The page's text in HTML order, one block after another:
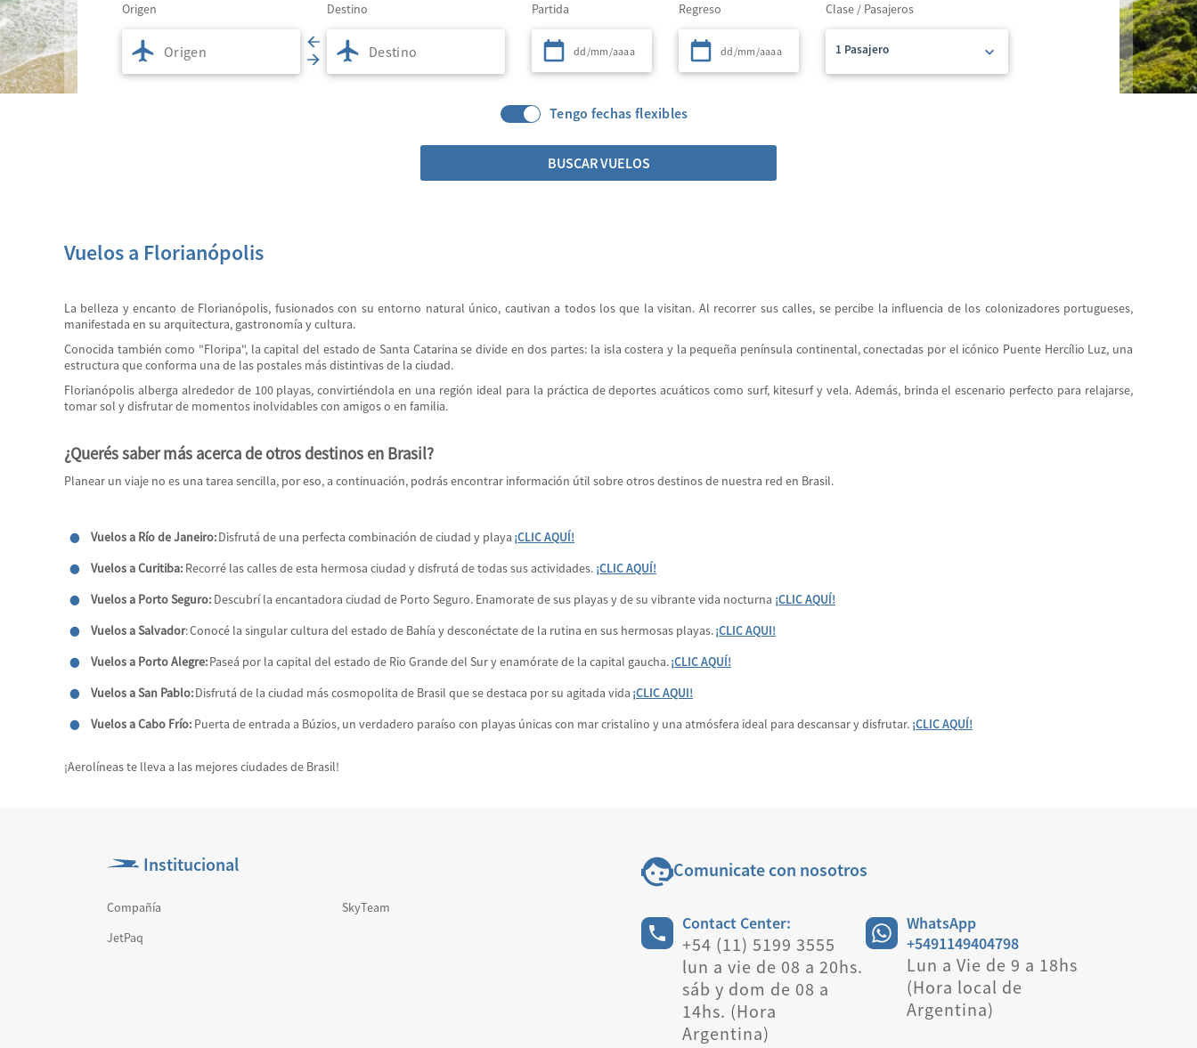
Origen Destino Partida Regreso Clase / Pasajeros
1 Pasajero
Tengo fechas flexibles
BUSCAR VUELOS
Vuelos a Florianópolis
La belleza y encanto de Florianópolis, fusionados con su entorno natural único, cautivan a todos los que la visitan. Al recorrer sus calles, se percibe la influencia de los colonizadores portugueses,
manifestada en su arquitectura, gastronomía y cultura.
Conocida también como "Floripa", la capital del estado de Santa Catarina se divide en dos partes: la isla costera y la pequeña península continental, conectadas por el icónico Puente Hercílio Luz, una
estructura que conforma una de las postales más distintivas de la ciudad.
Florianópolis alberga alrededor de 100 playas, convirtiéndola en una región ideal para la práctica de deportes acuáticos como surf, kitesurf y vela. Además, brinda el escenario perfecto para relajarse,
tomar sol y disfrutar de momentos inolvidables con amigos o en familia.
¿Querés saber más acerca de otros destinos en Brasil?
Planear un viaje no es una tarea sencilla, por eso, a continuación, podrás encontrar información útil sobre otros destinos de nuestra red en Brasil.
Vuelos a Río de Janeiro:Disfrutá de una perfecta combinación de ciudad y playa ¡CLIC AQUÍ!
Vuelos a Curitiba: Recorré las calles de esta hermosa ciudad y disfrutá de todas sus actividades. ¡CLIC AQUÍ!
Vuelos a Porto Seguro: Descubrí la encantadora ciudad de Porto Seguro. Enamorate de sus playas y de su vibrante vida nocturna ¡CLIC AQUÍ!
Vuelos a Salvador: Conocé la singular cultura del estado de Bahía y desconéctate de la rutina en sus hermosas playas.¡CLIC AQUI!
Vuelos a Porto Alegre:Paseá por la capital del estado de Rio Grande del Sur y enamórate de la capital gaucha.¡CLIC AQUÍ!
Vuelos a San Pablo:Disfrutá de la ciudad más cosmopolita de Brasil que se destaca por su agitada vida ¡CLIC AQUI!
Vuelos a Cabo Frío: Puerta de entrada a Búzios, un verdadero paraíso con playas únicas con mar cristalino y una atmósfera ideal para descansar y disfrutar. ¡CLIC AQUÍ!
¡Aerolíneas te lleva a las mejores ciudades de Brasil!
Institucional
Compañía
SkyTeam
JetPaq
Comunicate con nosotros
Contact Center:
+54 (11) 5199 3555
lun a vie de 08 a 20hs.
sáb y dom de 08 a
14hs. (Hora
Argentina)
WhatsApp
+5491149404798
Lun a Vie de 9 a 18hs
(Hora local de
Argentina)